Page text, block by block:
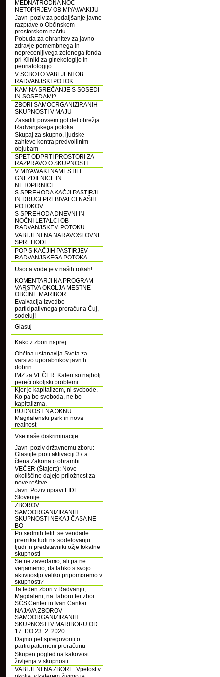
MEDNATRODNA NOČ
NETOPIRJEV OB MIYAWAKIJU
Javni poziv za podaljšanje javne
razprave o Občinskem
prostorskem načrtu
Pobuda za ohranitev za javno
zdravje pomembnega in
neprecenljivega zelenega fonda
pri Kliniki za ginekologijo in
perinatologijo
V SOBOTO VABLJENI OB
RADVANJSKI POTOK
KAM NA SREČANJE S SOSEDI
IN SOSEDAMI?
ZBORI SAMOORGANIZIRANIH
SKUPNOSTI V MAJU
Zasadili povsem gol del obrežja
Radvanjskega potoka
Skupaj za skupno, ljudske
zahteve kontra predvolilnim
objubam
SPET ODPRTI PROSTORI ZA
RAZPRAVO O SKUPNOSTI
V MIYAWAKI NAMESTILI
GNEZDILNICE IN
NETOPIRNICE
S SPREHODA KAČJI PASTIRJI
IN DRUGI PREBIVALCI NAŠIH
POTOKOV
S SPREHODA DNEVNI IN
NOČNI LETALCI OB
RADVANJSKEM POTOKU
VABLJENI NA NARAVOSLOVNE
SPREHODE
POPIS KAČJIH PASTIRJEV
RADVANJSKEGA POTOKA
Usoda vode je v naših rokah!
KOMENTARJI NA PROGRAM
VARSTVA OKOLJA MESTNE
OBČINE MARIBOR
Evalvacija izvedbe
participativnega proračuna Čuj,
sodeluj!
Glasuj
Kako z zbori naprej
Občina ustanavlja Sveta za
varstvo uporabnikov javnih
dobrin
IMZ za VEČER: Kateri so najbolj
pereči okoljski problemi
Kjer je kapitalizem, ni svobode.
Ko pa bo svoboda, ne bo
kapitalizma.
BUDNOST NA OKNU:
Magdalenski park in nova
realnost
Vse naše diskriminacije
Javni poziv državnemu zboru:
Glasujte proti aktivaciji 37.a
člena Zakona o obrambi
VEČER (Štajerc): Nove
okoliščine dajejo priložnost za
nove rešitve
Javni Poziv upravi LIDL
Slovenije
ZBOROV
SAMOORGANIZIRANIH
SKUPNOSTI NEKAJ ČASA NE
BO
Po sedmih letih se vendarle
premika tudi na sodelovanju
ljudi in predstavniki ožje lokalne
skupnosti
Se ne zavedamo, ali pa ne
verjamemo, da lahko s svojo
aktivnostjo veliko pripomoremo v
skupnosti?
Ta teden zbori v Radvanju,
Magdaleni, na Taboru ter zbor
SČS Center in Ivan Cankar
NAJAVA ZBOROV
SAMOORGANIZIRANIH
SKUPNOSTI V MARIBORU OD
17. DO 23. 2. 2020
Dajmo pet spregovoriti o
participatornem proračunu
Skupen pogled na kakovost
življenja v skupnosti
VABLJENI NA ZBORE: Vpetost v